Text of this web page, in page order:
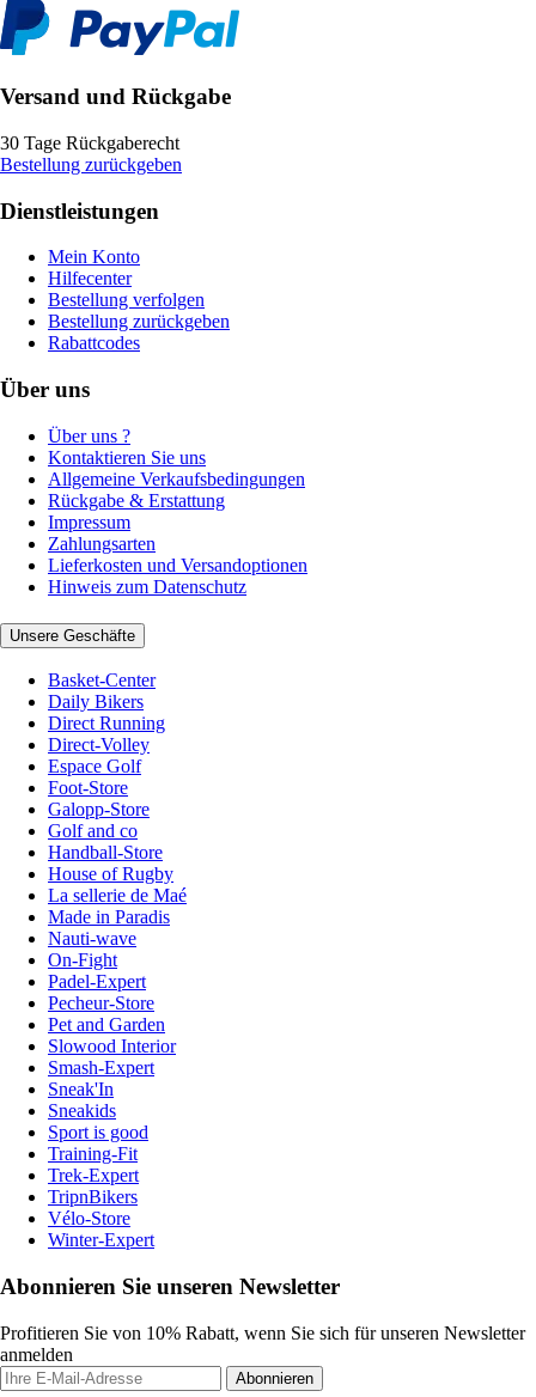
Versand und Rückgabe
30 Tage Rückgaberecht
Bestellung zurückgeben
Dienstleistungen
Mein Konto
Hilfecenter
Bestellung verfolgen
Bestellung zurückgeben
Rabattcodes
Über uns
Über uns ?
Kontaktieren Sie uns
Allgemeine Verkaufsbedingungen
Rückgabe & Erstattung
Impressum
Zahlungsarten
Lieferkosten und Versandoptionen
Hinweis zum Datenschutz
Unsere Geschäfte
Basket-Center
Daily Bikers
Direct Running
Direct-Volley
Espace Golf
Foot-Store
Galopp-Store
Golf and co
Handball-Store
House of Rugby
La sellerie de Maé
Made in Paradis
Nauti-wave
On-Fight
Padel-Expert
Pecheur-Store
Pet and Garden
Slowood Interior
Smash-Expert
Sneak'In
Sneakids
Sport is good
Training-Fit
Trek-Expert
TripnBikers
Vélo-Store
Winter-Expert
Abonnieren Sie unseren Newsletter
Profitieren Sie von 10% Rabatt, wenn Sie sich für unseren Newsletter
anmelden
Abonnieren